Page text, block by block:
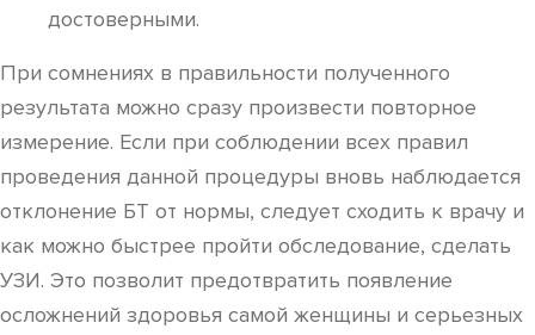
достоверными.
При сомнениях в правильности полученного
результата можно сразу произвести повторное
измерение. Если при соблюдении всех правил
проведения данной процедуры вновь наблюдается
отклонение БТ от нормы, следует сходить к врачу и
как можно быстрее пройти обследование, сделать
УЗИ. Это позволит предотвратить появление
осложнений здоровья самой женщины и серьезных